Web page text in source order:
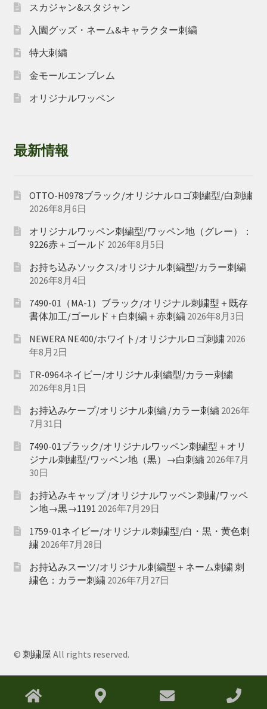
スカジャン&スタジャン
入園グッズ・ネーム&キャラクター刺繍
特大刺繍
金モールエンブレム
オリジナルワッペン
最新情報
OTTO-H0978ブラック/オリジナルロゴ刺繍型/白刺繍
2026年8月6日
オリジナルワッペン刺繍型/ワッペン地（グレー）：
9226赤＋ゴールド 2026年8月5日
お持ち込みソックス/オリジナル刺繍型/カラー刺繍
2026年8月4日
7490-01（MA-1）ブラック/オリジナル刺繍型＋既存
書体加工/ゴールド＋白刺繍＋赤刺繍 2026年8月3日
NEWERA NE400/ホワイト/オリジナルロゴ刺繍 2026
年8月2日
TR-0964ネイビー/オリジナル刺繍型/カラー刺繍
2026年8月1日
お持込みケープ/オリジナル刺繍 /カラー刺繍 2026年
7月31日
7490-01ブラック/オリジナルワッペン刺繍型＋オリ
ジナル刺繍型/ワッペン地（黒）→白刺繍 2026年7月
30日
お持込みキャップ /オリジナルワッペン刺繍/ワッペ
ン地→黒→1191 2026年7月29日
1759-01ネイビー/オリジナル刺繍型/白・黒・黄色刺
繍 2026年7月28日
お持込みスーツ/オリジナル刺繍型＋ネーム刺繍 刺
繍色：カラー刺繍 2026年7月27日
© 刺繍屋 All rights reserved.